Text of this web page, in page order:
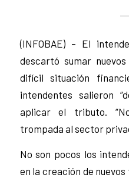
(INFOBAE) – El
descartó sumar
difícil situación
intendentes salieron
aplicar el tributo.
trompada al sector
No son pocos los
en la creación de